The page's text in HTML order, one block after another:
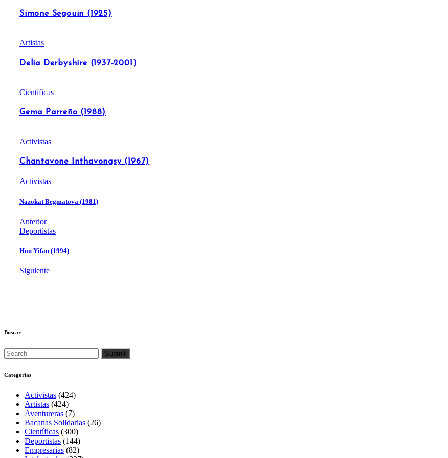
Simone Segouin (1925)
Artistas
Delia Derbyshire (1937-2001)
Científicas
Gema Parreño (1988)
Activistas
Chantavone Inthavongsy (1967)
Activistas
Nazokat Begmatova (1981)
Anterior
Deportistas
Hou Yifan (1994)
Siguiente
Buscar
Categorías
Activistas (424)
Artistas (424)
Aventureras (7)
Bacanas Solidarias (26)
Científicas (300)
Deportistas (144)
Empresarias (82)